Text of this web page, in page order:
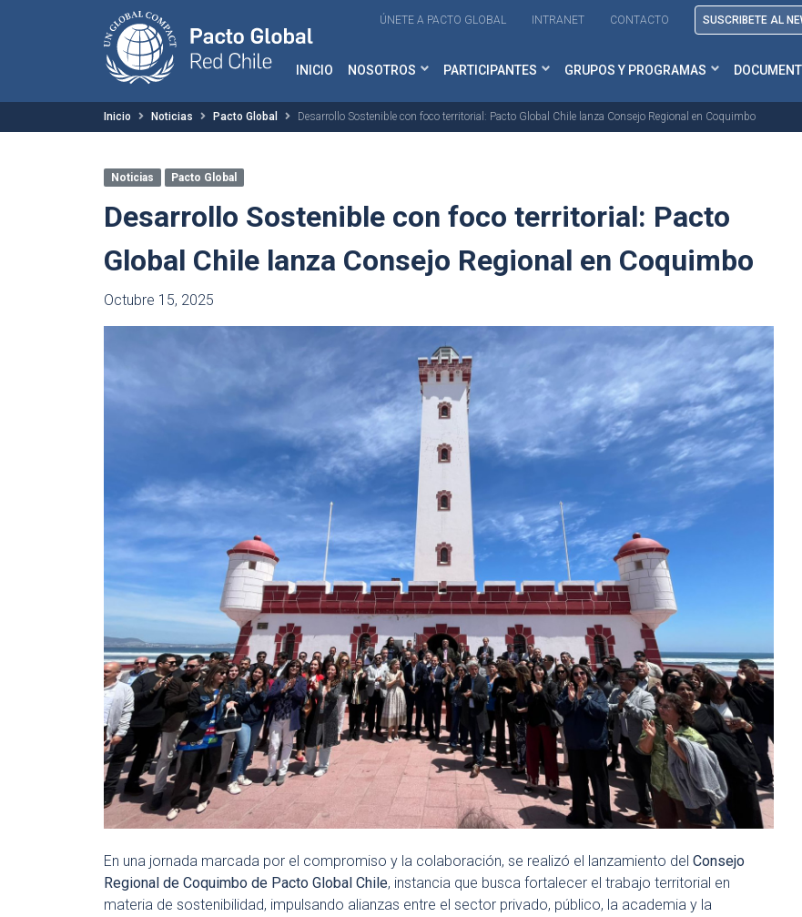
ÚNETE A PACTO GLOBAL INTRANET CONTACTO SUSCRIBETE AL
INICIO NOSOTROS PARTICIPANTES GRUPOS Y PROGRAMAS
Inicio Noticias Pacto Global Desarrollo Sostenible con foco territorial: Pacto Global Chile lanza Consejo Regional en Coquimbo
Noticias Pacto Global
Desarrollo Sostenible con foco territorial: Pacto
Global Chile lanza Consejo Regional en Coquimbo
Octubre 15, 2025
En una jornada marcada por el compromiso y la colaboración, se realizó el lanzamiento del Consejo
Regional de Coquimbo de Pacto Global Chile, instancia que busca fortalecer el trabajo territorial en
materia de sostenibilidad, impulsando alianzas entre el sector privado, público, la academia y la